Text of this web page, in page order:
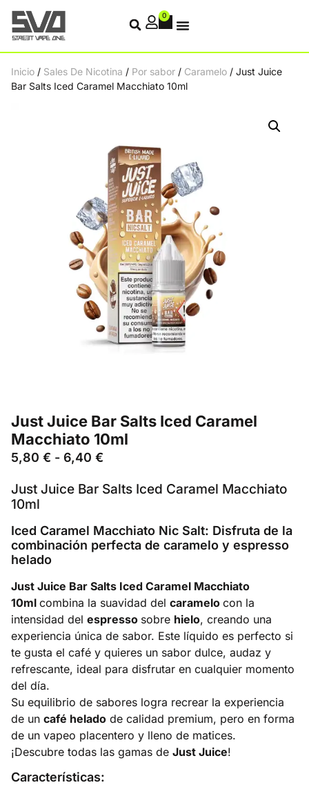
0
Inicio / Sales De Nicotina / Por sabor / Caramelo / Just Juice
Bar Salts Iced Caramel Macchiato 10ml
Just Juice Bar Salts Iced Caramel
Macchiato 10ml
5,80 € - 6,40 €
Just Juice Bar Salts Iced Caramel Macchiato
10ml
Iced Caramel Macchiato Nic Salt: Disfruta de la
combinación perfecta de caramelo y espresso
helado
Just Juice Bar Salts Iced Caramel Macchiato
10ml combina la suavidad del caramelo con la
intensidad del espresso sobre hielo, creando una
experiencia única de sabor. Este líquido es perfecto si
te gusta el café y quieres un sabor dulce, audaz y
refrescante, ideal para disfrutar en cualquier momento
del día.
Su equilibrio de sabores logra recrear la experiencia
de un café helado de calidad premium, pero en forma
de un vapeo placentero y lleno de matices.
¡Descubre todas las gamas de Just Juice!
Características: